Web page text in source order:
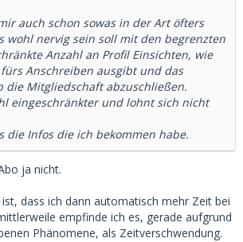
auch schon sowas in der Art öfters
wohl nervig sein soll mit den begrenzten
Anzahl an Profil Einsichten, wie
Anschreiben ausgibt und das
die Mitgliedschaft abzuschließen.
eingeschränkter und lohnt sich nicht
die Infos die ich bekommen habe.
ja nicht.
dass ich dann automatisch mehr Zeit bei
empfinde ich es, gerade aufgrund
Phänomene, als Zeitverschwendung.